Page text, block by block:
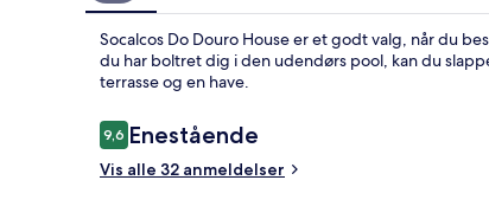
Socalcos Do Douro House er et godt valg, når du
du har boltret dig i den udendørs pool, kan du
terrasse og en have.
Anmeldelser
9,69,6 ud af 10.
Enestående
Vis alle 32 anmeldelser